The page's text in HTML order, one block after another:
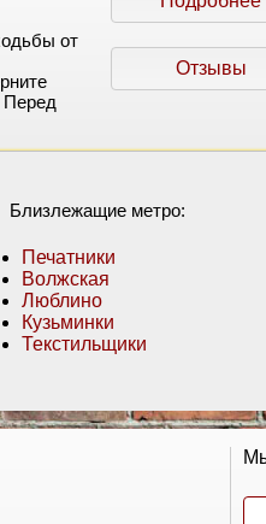
от
Перед
Отзывы
Близлежащие метро:
Печатники
Волжская
Люблино
Кузьминки
Текстильщики